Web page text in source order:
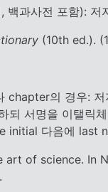
과사전 포함):
(10th ed.).
chapter의 경우:
되 서명을 이탤릭
initial 다음에 last
art of science. In